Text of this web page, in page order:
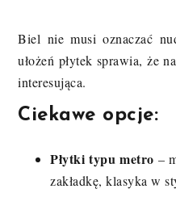
Biel nie musi oznaczać
ułożeń płytek sprawia, że
interesująca.
Ciekawe opcje:
Płytki typu metro –
zakładkę, klasyka w